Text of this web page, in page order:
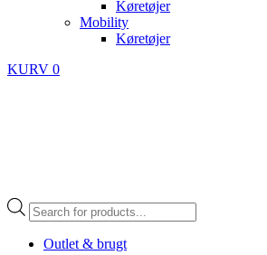
Køretøjer
Mobility
Køretøjer
KURV 0
Products
search
Outlet & brugt